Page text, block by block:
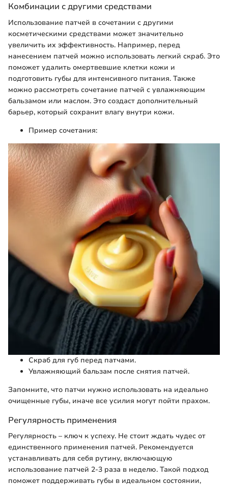
Комбинации с другими средствами
Использование патчей в сочетании с другими
косметическими средствами может значительно
увеличить их эффективность. Например, перед
нанесением патчей можно использовать легкий скраб. Это
поможет удалить омертвевшие клетки кожи и
подготовить губы для интенсивного питания. Также
можно рассмотреть сочетание патчей с увлажняющим
бальзамом или маслом. Это создаст дополнительный
барьер, который сохранит влагу внутри кожи.
Пример сочетания:
Скраб для губ перед патчами.
Увлажняющий бальзам после снятия патчей.
Запомните, что патчи нужно использовать на идеально
очищенные губы, иначе все усилия могут пойти прахом.
Регулярность применения
Регулярность – ключ к успеху. Не стоит ждать чудес от
единственного применения патчей. Рекомендуется
устанавливать для себя рутину, включающую
использование патчей 2-3 раза в неделю. Такой подход
поможет поддерживать губы в идеальном состоянии,